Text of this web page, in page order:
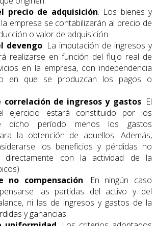
precio de adquisición. Los bienes y
empresa se contabilizarán al precio de
o valor de adquisición.
devengo. La imputación de ingresos y
realizarse en función del flujo real de
en la empresa, con independencia
en que se produzcan los pagos o
correlación de ingresos y gastos. El
ejercicio estará constituido por los
dicho período menos los gastos
la obtención de aquellos. Además,
los beneficios y pérdidas no
directamente con la actividad de la
no compensación. En ningún caso
las partidas del activo y del
ni las de ingresos y gastos de la
y ganancias.